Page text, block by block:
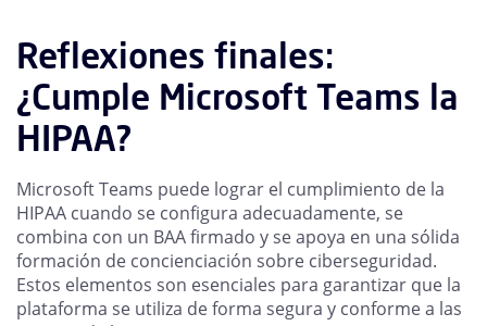
Reflexiones finales:
¿Cumple Microsoft Teams la
HIPAA?
Microsoft Teams puede lograr el cumplimiento de la
HIPAA cuando se configura adecuadamente, se
combina con un BAA firmado y se apoya en una sólida
formación de concienciación sobre ciberseguridad.
Estos elementos son esenciales para garantizar que la
plataforma se utiliza de forma segura y conforme a las